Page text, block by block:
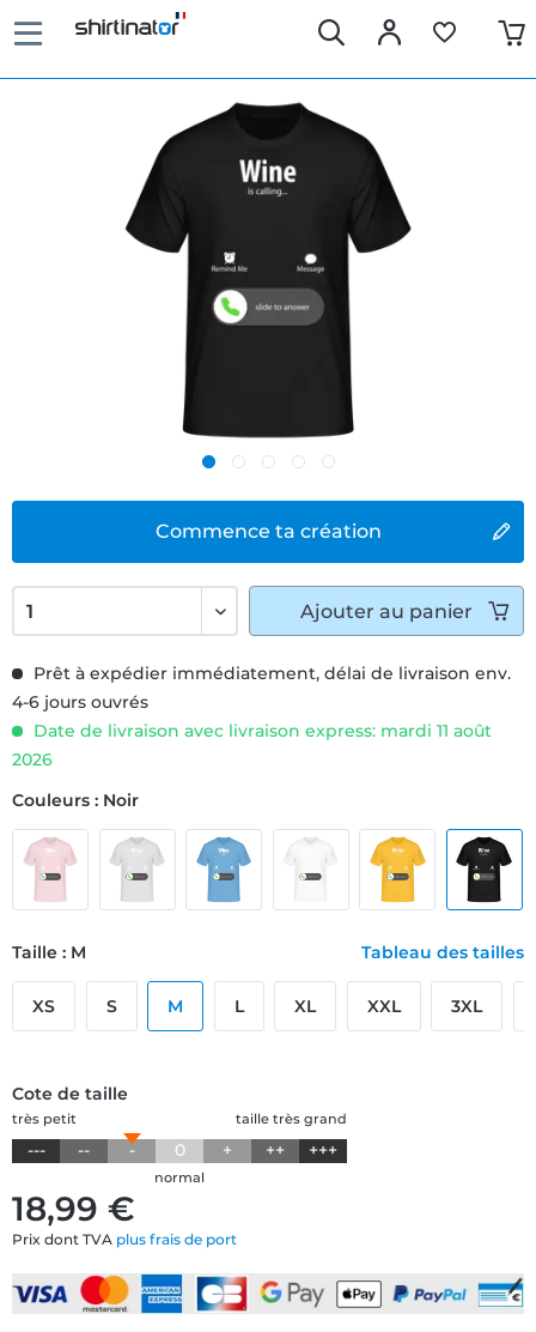
Commence ta création
18,99 €
Prix dont TVA plus frais de port
Prêt à expédier immédiatement, délai de livraison env.
4-6 jours ouvrés
Date de livraison avec livraison express: mardi 11 août
2026
Couleurs : Noir
Taille : M Tableau des tailles
XS S M L XL XXL 3XL
Cote de taille
taille très grand
très petit
--- -- - 0 + ++ +++
normal
Ajouter au panier